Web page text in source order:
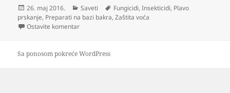
Objavljeno
26. maj 2016. Kategorije
Saveti Oznake
Fungicidi,Insekticidi, Plavo
prskanje, Preparati na bazi bakra,Zaštita voća
Ostavite komentarna Plavo ulje za zimsko prskanje voća i loze
Sa ponosom pokreće WordPress